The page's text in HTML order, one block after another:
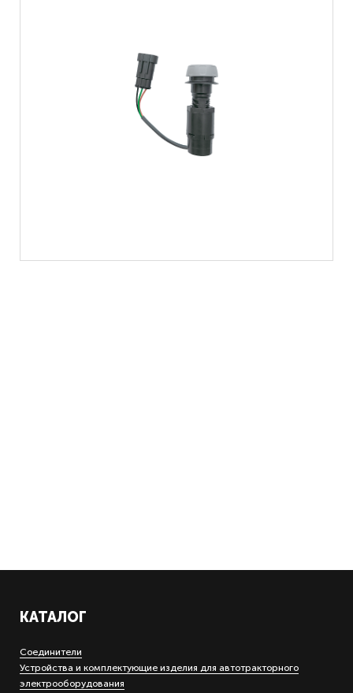
КАТАЛОГ
Соединители
Устройства и комплектующие изделия для автотракторного
электрооборудования